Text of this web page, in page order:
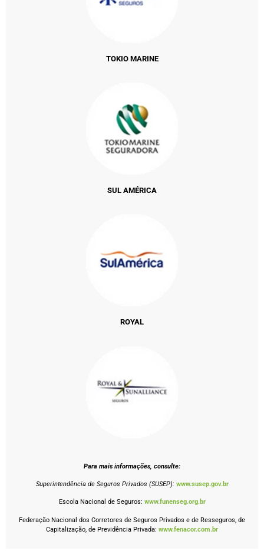
TOKIO MARINE
SUL AMÉRICA
ROYAL
Para mais informações, consulte:
Superintendência de Seguros Privados (SUSEP): www.susep.gov.br
Escola Nacional de Seguros: www.funenseg.org.br
Federação Nacional dos Corretores de Seguros Privados e de Resseguros, de
Capitalização, de Previdência Privada: www.fenacor.com.br